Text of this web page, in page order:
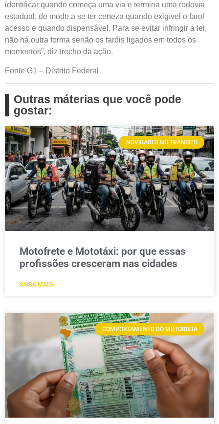
identificar quando começa uma via e termina uma rodovia
estadual, de modo a se ter certeza quando exigível o farol
acesso e quando dispensável. Para se evitar infringir a lei,
não há outra forma senão os faróis ligados em todos os
momentos”, diz trecho da ação.
Fonte G1 – Distrito Federal
Outras máterias que você pode
gostar:
NOVIDADES NO TRÂNSITO
Motofrete e Mototáxi: por que essas
profissões cresceram nas cidades
SAIBA MAIS»
COMPORTAMENTO DO MOTORISTA